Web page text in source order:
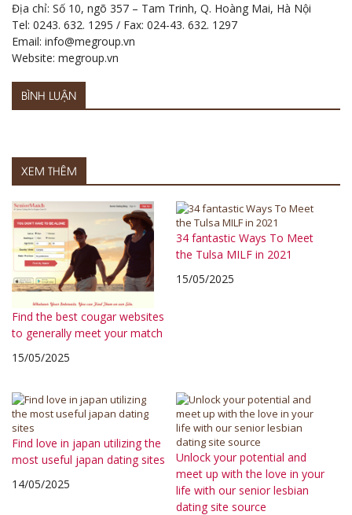
Địa chỉ: Số 10, ngõ 357 – Tam Trinh, Q. Hoàng Mai, Hà Nội
Tel: 0243. 632. 1295 / Fax: 024-43. 632. 1297
Email: info@megroup.vn
Website: megroup.vn
BÌNH LUẬN
XEM THÊM
Find the best cougar websites
to generally meet your match
15/05/2025
34 fantastic Ways To Meet
the Tulsa MILF in 2021
15/05/2025
Find love in japan utilizing the
most useful japan dating sites
14/05/2025
Unlock your potential and
meet up with the love in your
life with our senior lesbian
dating site source